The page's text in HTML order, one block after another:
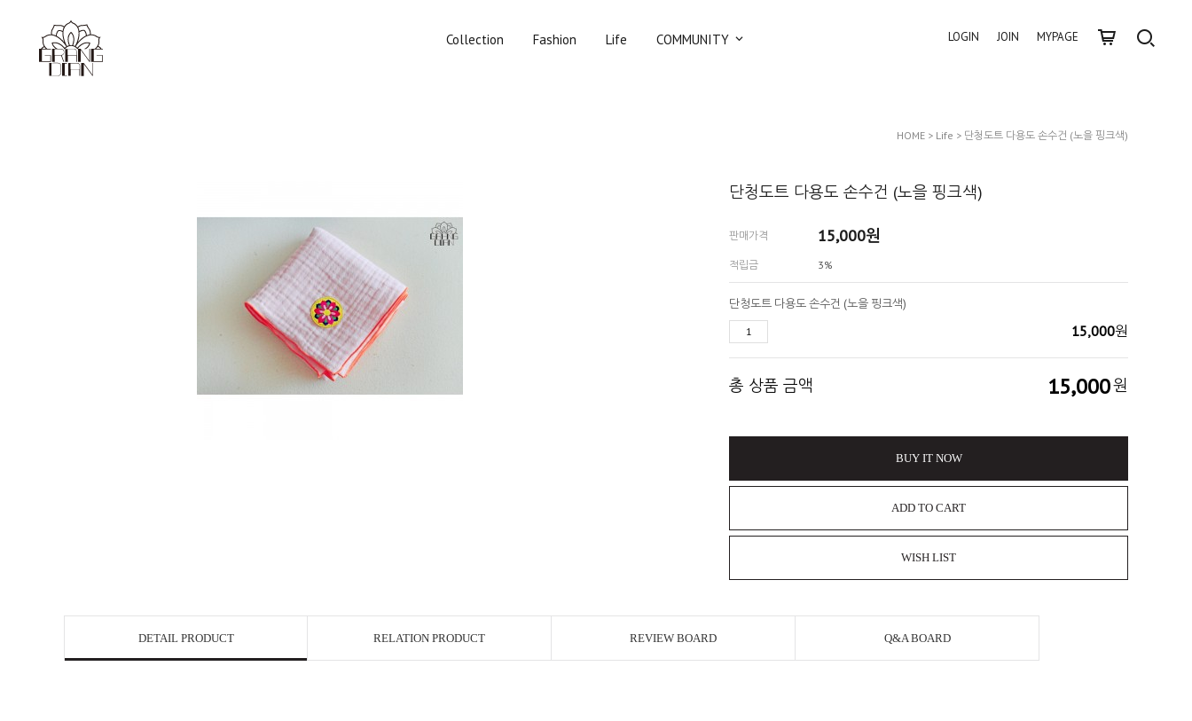
Collection Fashion Life COMMUNITY LOGIN JOIN MYPAGE
HOME > Life > 단청도트 다용도 손수건 (노을 핑크색)
단청도트 다용도 손수건 (노을 핑크색)
판매가격 15,000원
적립금 3%
단청도트 다용도 손수건 (노을 핑크색)
15,000원
총 상품 금액 15,000원
BUY IT NOW
ADD TO CART
WISH LIST
DETAIL PRODUCT RELATION PRODUCT REVIEW BOARD Q&A BOARD